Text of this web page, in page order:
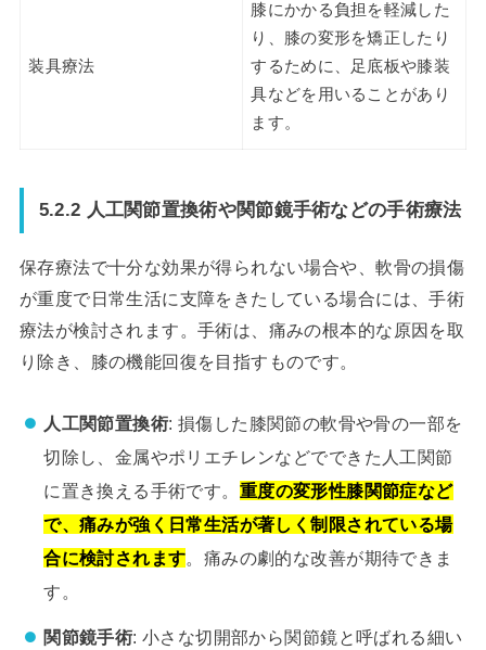
装具療法
膝にかかる負担を軽減した
り、膝の変形を矯正したり
するために、足底板や膝装
具などを用いることがあり
ます。
5.2.2 人工関節置換術や関節鏡手術などの手術療法
保存療法で十分な効果が得られない場合や、軟骨の損傷
が重度で日常生活に支障をきたしている場合には、手術
療法が検討されます。手術は、痛みの根本的な原因を取
り除き、膝の機能回復を目指すものです。
人工関節置換術: 損傷した膝関節の軟骨や骨の一部を
切除し、金属やポリエチレンなどでできた人工関節
に置き換える手術です。 重度の変形性膝関節症など
で、痛みが強く日常生活が著しく制限されている場
合に検討されます。痛みの劇的な改善が期待できま
す。
関節鏡手術: 小さな切開部から関節鏡と呼ばれる細い